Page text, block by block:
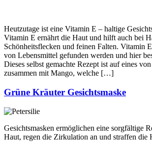
Heutzutage ist eine Vitamin E – haltige
Vitamin E ernährt die Haut und hilft auch bei
Schönheitsflecken und feinen Falten. Vitamin
von Lebensmittel gefunden werden und hier
Dieses selbst gemachte Rezept ist auf eines
zusammen mit Mango, welche […]
Grüne Kräuter Gesichtsmaske
Gesichtsmasken ermöglichen eine sorgfältige
Haut, regen die Zirkulation an und straffen die